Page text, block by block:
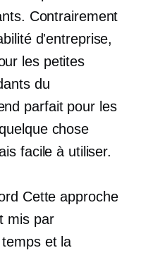
Contrairement
d'entreprise,
les petites
du
parfait pour les
chose
facile à utiliser.
Cette approche
mis par
et la